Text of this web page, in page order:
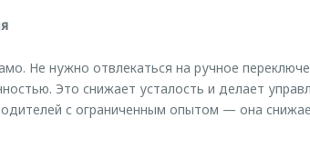
Не нужно отвлекаться на ручное
Это снижает усталость и делает
с ограниченным опытом — она